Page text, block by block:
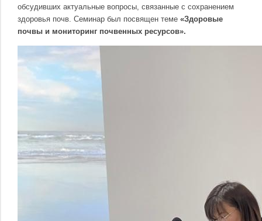
обсудивших актуальные вопросы, связанные с сохранением
здоровья почв. Семинар был посвящен теме «Здоровые
почвы и мониторинг почвенных ресурсов».